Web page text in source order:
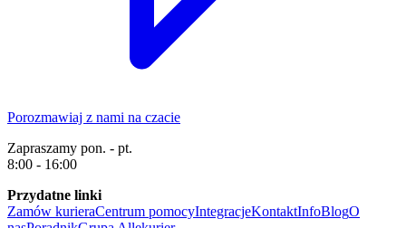
Porozmawiaj z nami na czacie
Zapraszamy pon. - pt.
8:00 - 16:00
Przydatne linki
Zamów kurieraCentrum pomocyIntegracjeKontaktInfoBlogO